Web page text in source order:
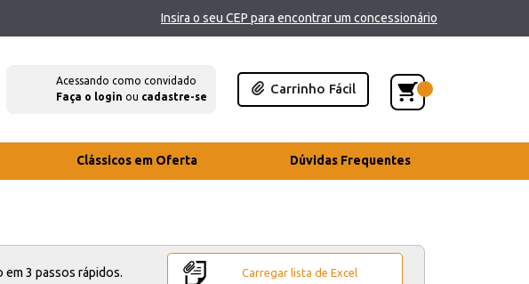
Insira o seu CEP para encontrar um concessionário
Acessando como convidado
Faça o login ou cadastre-se
Carrinho Fácil
Clássicos em Oferta Dúvidas Frequentes
em 3 passos rápidos. Carregar lista de Excel